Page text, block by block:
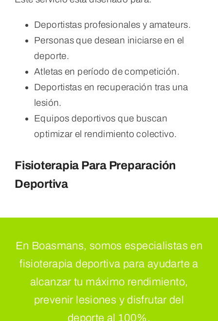
Deportistas profesionales y amateurs.
Personas que desean iniciarse en el
deporte.
Atletas en período de competición.
Deportistas en recuperación tras una
lesión.
Equipos deportivos que buscan
optimizar el rendimiento colectivo.
Fisioterapia Para Preparación
Deportiva
En Boasmans, somos especialistas en
fisioterapia deportiva para ayudarte a
alcanzar tu máximo rendimiento,
prevenir lesiones y disfrutar del
deporte al 100%.